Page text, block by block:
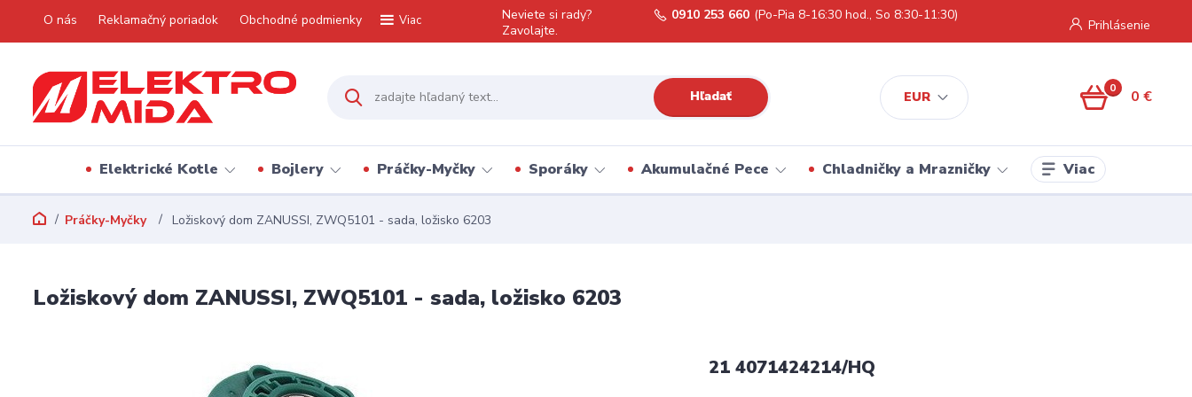
O nás Reklamačný poriadok Obchodné podmienky Viac
EUR
Prihlásenie
Hľadať
Neviete si rady?
Zavolajte.
0910 253 660 (Po-Pia 8-16:30 hod., So 8:30-11:30)
0 0 €
Elektrické Kotle Bojlery Práčky-Myčky Sporáky Akumulačné Pece Chladničky a Mrazničky Viac
Práčky-Myčky Ložiskový dom ZANUSSI, ZWQ5101 - sada, ložisko 6203
Ložiskový dom ZANUSSI, ZWQ5101 - sada, ložisko 6203
21 4071424214/HQ